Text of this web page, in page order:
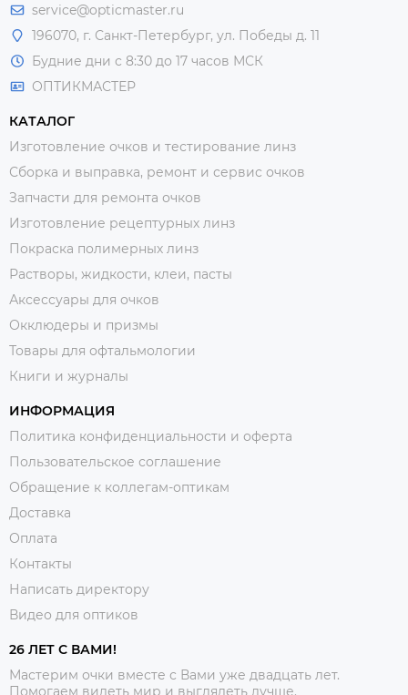
service@opticmaster.ru
196070, г. Санкт-Петербург, ул. Победы д. 11
Будние дни с 8:30 до 17 часов МСК
ОПТИКМАСТЕР
КАТАЛОГ
Изготовление очков и тестирование линз
Сборка и выправка, ремонт и сервис очков
Запчасти для ремонта очков
Изготовление рецептурных линз
Покраска полимерных линз
Растворы, жидкости, клеи, пасты
Аксессуары для очков
Окклюдеры и призмы
Товары для офтальмологии
Книги и журналы
ИНФОРМАЦИЯ
Политика конфиденциальности и оферта
Пользовательское соглашение
Обращение к коллегам-оптикам
Доставка
Оплата
Контакты
Написать директору
Видео для оптиков
26 ЛЕТ С ВАМИ!
Мастерим очки вместе с Вами уже двадцать лет.
Помогаем видеть мир и выглядеть лучше.